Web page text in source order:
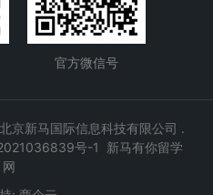
官方微信号
京新马国际信息科技有限公司 .
号-1
新马有你留学
网